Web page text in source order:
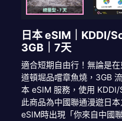
日本 eSIM｜KDDI/
3GB｜7天
適合短期自由行！無論是
道頓堀品嚐章魚燒，3GB
本 eSIM 服務，使用
此商品為中國聯通漫遊日
eSIM時出現「你來自中國